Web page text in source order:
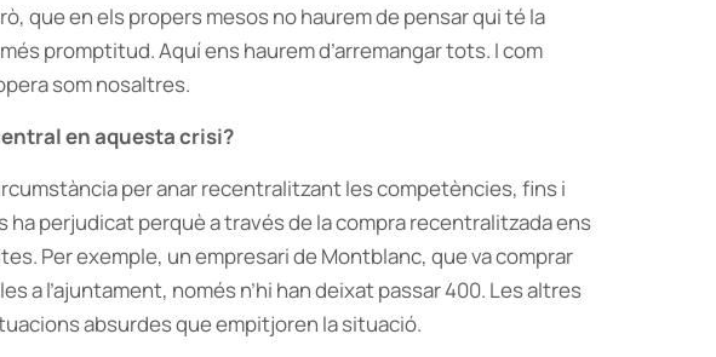
que en els propers mesos no haurem de pensar qui té la
promptitud. Aquí ens haurem d’arremangar tots. I com
som nosaltres.
en aquesta crisi?
per anar recentralitzant les competències, fins i
perjudicat perquè a través de la compra recentralitzada ens
Per exemple, un empresari de Montblanc, que va comprar
a l’ajuntament, només n’hi han deixat passar 400. Les altres
absurdes que empitjoren la situació.